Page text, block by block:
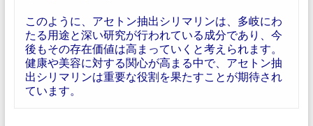
このように、アセトン抽出シリマリンは、多岐にわ
たる用途と深い研究が行われている成分であり、今
後もその存在価値は高まっていくと考えられます。
健康や美容に対する関心が高まる中で、アセトン抽
出シリマリンは重要な役割を果たすことが期待され
ています。